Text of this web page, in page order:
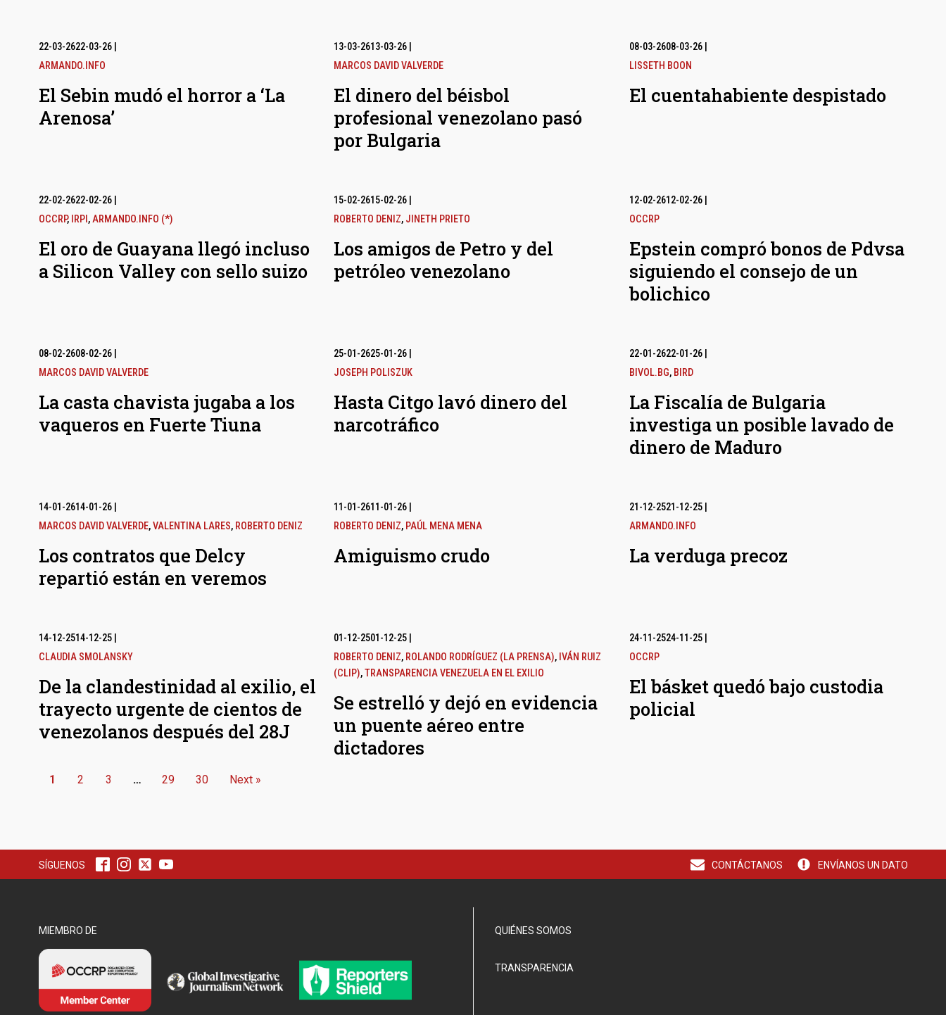
22-03-2622-03-26|
ARMANDO.INFO
El Sebin mudó el horror a ‘La
Arenosa’
13-03-2613-03-26
MARCOS DAVID VALVERDE
El dinero del béisbol
profesional venezolano pasó
por Bulgaria
08-03-2608-03-26|
LISSETH BOON
El cuentahabiente despistado
22-02-2622-02-26|
OCCRP, IRPI ,ARMANDO.INFO (*)
El oro de Guayana llegó incluso
a Silicon Valley con sello suizo
15-02-2615-02-26
ROBERTO DENIZ, JINETH PRIETO
Los amigos de Petro y del
petróleo venezolano
12-02-2612-02-26|
OCCRP
Epstein compró bonos de Pdvsa
siguiendo el consejo de un
bolichico
08-02-2608-02-26|
MARCOS DAVID VALVERDE
La casta chavista jugaba a los
vaqueros en Fuerte Tiuna
25-01-2625-01-26
JOSEPH POLISZUK
Hasta Citgo lavó dinero del
narcotráfico
22-01-2622-01-26|
BIVOL.BG, BIRD
La Fiscalía de Bulgaria
investiga un posible lavado de
dinero de Maduro
14-01-2614-01-26|
MARCOS DAVID VALVERDE,VALENTINA LARES, ROBERTO DENIZ
Los contratos que Delcy
repartió están en veremos
11-01-2611-01-26
ROBERTO DENIZ, PAÚL MENA MENA
Amiguismo crudo
21-12-2521-12-25|
ARMANDO.INFO
La verduga precoz
14-12-2514-12-25|
CLAUDIA SMOLANSKY
De la clandestinidad al exilio, el
trayecto urgente de cientos de
venezolanos después del 28J
01-12-2501-12-25
ROBERTO DENIZ, ROLANDO RODRÍGUEZ (LA PRENSA), IVÁN RUIZ
(CLIP),TRANSPARENCIA VENEZUELA EN EL EXILIO
Se estrelló y dejó en evidencia
un puente aéreo entre
dictadores
24-11-2524-11-25|
OCCRP
El básket quedó bajo custodia
policial
1 2 3 … 29 30 Next »
SÍGUENOS CONTÁCTANOS ENVÍANOS UN DATO
MIEMBRO DE QUIÉNES SOMOS
TRANSPARENCIA